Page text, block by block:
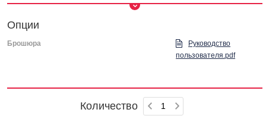
Опции
Брошюра
Руководство
пользователя.pdf
Количество